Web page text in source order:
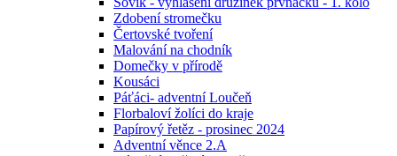
Zdobení stromečku
Čertovské tvoření
Malování na chodník
Domečky v přírodě
Kousáci
Páťáci- adventní Loučeň
Florbaloví žolíci do kraje
Papírový řetěz - prosinec 2024
Adventní věnce 2.A